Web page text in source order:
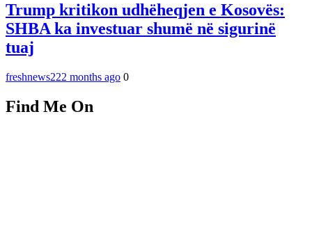
Trump kritikon udhëheqjen e Kosovës:
SHBA ka investuar shumë në sigurinë
tuaj
freshnews222 months ago 0
Find Me On